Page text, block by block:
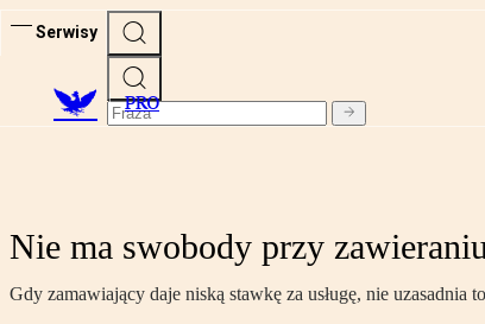
Serwisy
PRO
Nie ma swobody przy
Gdy zamawiający daje niską stawkę za usługę, nie